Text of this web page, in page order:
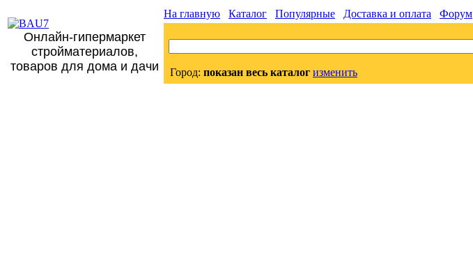
Онлайн-гипермаркет
стройматериалов,
товаров для дома и дачи
На главную Каталог Популярные Доставка и оплата Форум
Город: показан весь каталог изменить